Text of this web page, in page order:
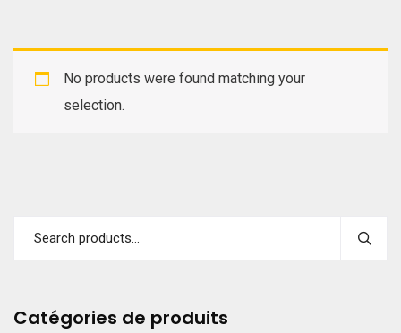
No products were found matching your
selection.
Catégories de produits